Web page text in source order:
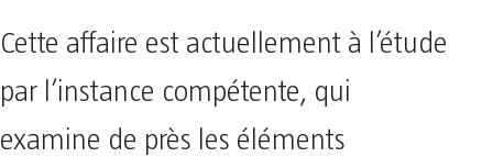
Cette affaire est actuellement à l’étude
par l’instance compétente, qui
examine de près les éléments